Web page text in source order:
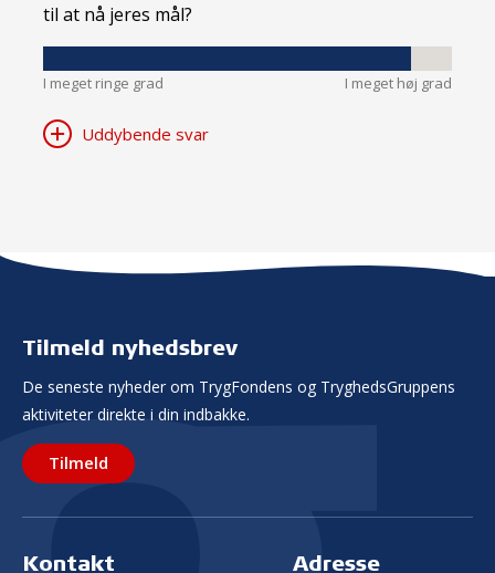
til at nå jeres mål?
I meget ringe grad I meget høj grad
Uddybende svar
Tilmeld nyhedsbrev
De seneste nyheder om TrygFondens og TryghedsGruppens
aktiviteter direkte i din indbakke.
Tilmeld
Kontakt Adresse